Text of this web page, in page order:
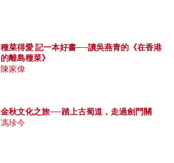
種菜得愛 記一本好書──讀吳燕青的《在香港
的離島種菜》
陳家偉
金秋文化之旅──踏上古蜀道，走過劍門關
馮珍今